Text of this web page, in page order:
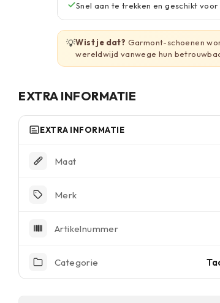
Snel aan te trekken en geschikt
💡Wist je dat? Garmont-schoenen
wereldwijd vanwege hun
EXTRA INFORMATIE
EXTRA INFORMATIE
Maat
Merk
Artikelnummer
Categorie